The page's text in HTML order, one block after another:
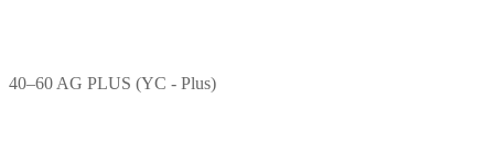
40–60 AG PLUS (YC - Plus)